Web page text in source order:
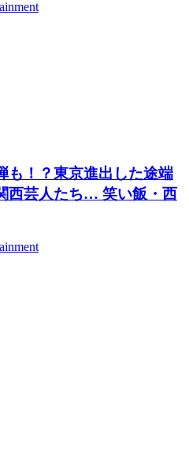
も！？東京進出した途端
西芸人たち… 笑い飯・西